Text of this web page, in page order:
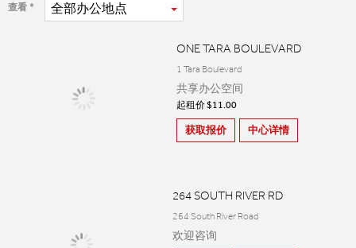
查看 全部办公地点
ONE TARA BOULEVARD
1 Tara Boulevard
共享办公空间
起租价 $11.00
获取报价 中心详情
264 SOUTH RIVER RD
264 South River Road
欢迎咨询